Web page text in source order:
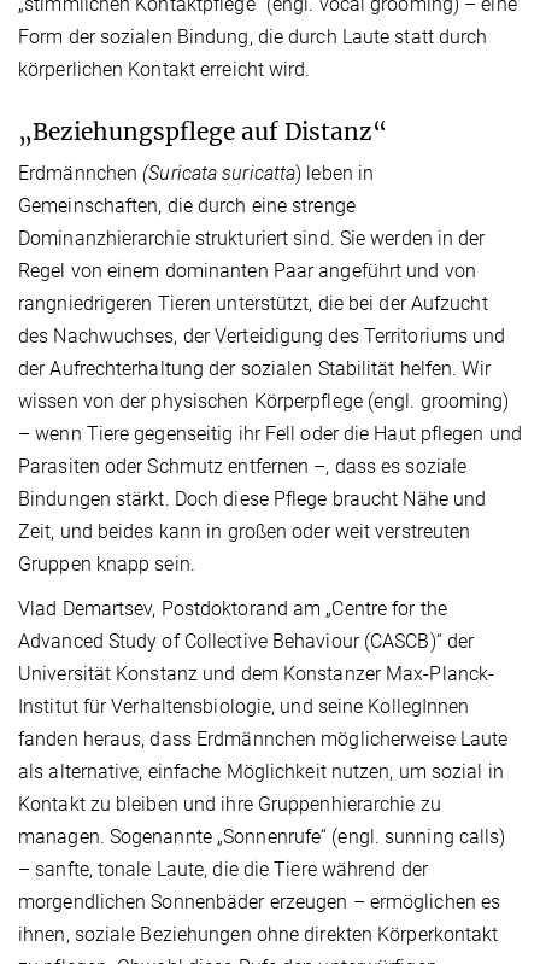
Form der sozialen Bindung, die durch Laute statt durch
körperlichen Kontakt erreicht wird.
„Beziehungspflege auf Distanz“
Erdmännchen (Suricata suricatta) leben in
Gemeinschaften, die durch eine strenge
Dominanzhierarchie strukturiert sind. Sie werden in der
Regel von einem dominanten Paar angeführt und von
rangniedrigeren Tieren unterstützt, die bei der Aufzucht
des Nachwuchses, der Verteidigung des Territoriums und
der Aufrechterhaltung der sozialen Stabilität helfen. Wir
wissen von der physischen Körperpflege (engl. grooming)
– wenn Tiere gegenseitig ihr Fell oder die Haut pflegen und
Parasiten oder Schmutz entfernen –, dass es soziale
Bindungen stärkt. Doch diese Pflege braucht Nähe und
Zeit, und beides kann in großen oder weit verstreuten
Gruppen knapp sein.
Vlad Demartsev, Postdoktorand am „Centre for the
Advanced Study of Collective Behaviour (CASCB)“ der
Universität Konstanz und dem Konstanzer Max-Planck-
Institut für Verhaltensbiologie, und seine KollegInnen
fanden heraus, dass Erdmännchen möglicherweise Laute
als alternative, einfache Möglichkeit nutzen, um sozial in
Kontakt zu bleiben und ihre Gruppenhierarchie zu
managen. Sogenannte „Sonnenrufe“ (engl. sunning calls)
– sanfte, tonale Laute, die die Tiere während der
morgendlichen Sonnenbäder erzeugen – ermöglichen es
ihnen, soziale Beziehungen ohne direkten Körperkontakt